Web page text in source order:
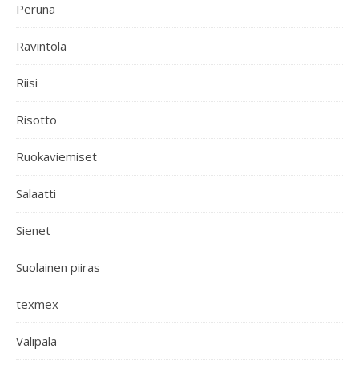
Peruna
Ravintola
Riisi
Risotto
Ruokaviemiset
Salaatti
Sienet
Suolainen piiras
texmex
Välipala